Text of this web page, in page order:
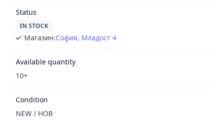
Status
IN STOCK
Магазин:София, Младост 4
Available quantity
10+
Condition
NEW / НОВ